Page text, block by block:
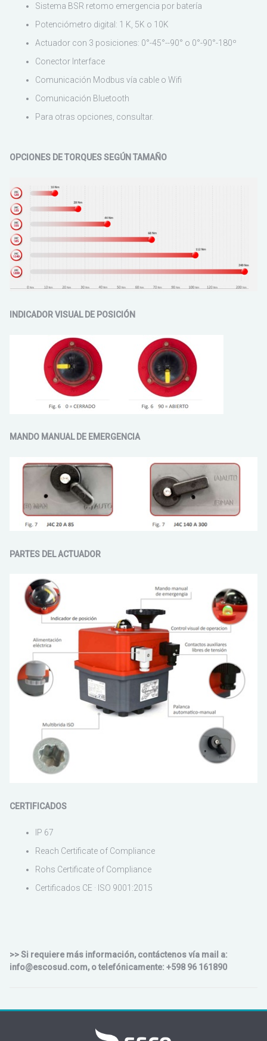
Sistema BSR retomo emergencia por batería
Potenciómetro digital: 1 K, 5K o 10K
Actuador con 3 posiciones: 0°-45°--90° o 0°-90°-180º
Conector Interface
Comunicación Modbus vía cable o Wifi
Comunicación Bluetooth
Para otras opciones, consultar.
OPCIONES DE TORQUES SEGÚN TAMAÑO
INDICADOR VISUAL DE POSICIÓN
MANDO MANUAL DE EMERGENCIA
PARTES DEL ACTUADOR
CERTIFICADOS
IP 67
Reach Certificate of Compliance
Rohs Certificate of Compliance
Certificados CE · ISO 9001:2015
>> Si requiere más información, contáctenos vía mail a:
info@escosud.com, o telefónicamente: +598 96 161890